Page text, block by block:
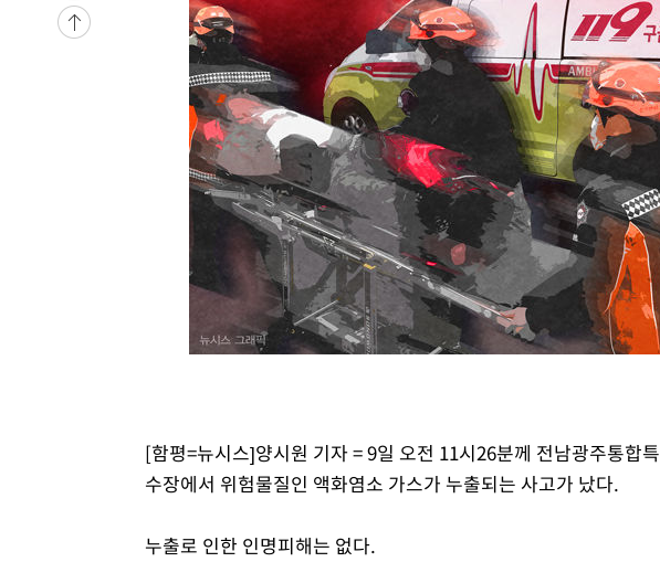
주 날씨]
-5417초 전 >
축구협회 "압수수색·성접대 논란 사과…쇄신의 기회로 삼겠다"
[속보]'압수수색·성접대 논란' 축구협회 "실망과 걱정 안겨드려 죄
'최고 37도' 폭염 지속…강원동해안 최대 150㎜ 비
[속보]뉴욕증시 상승 마감…S&P 0.6% 나스닥 1.3%↑
[함평=뉴시스]양시원 기자 = 9일 오전 11시26분께 전남광주통합
수장에서 위험물질인 액화염소 가스가 누출되는 사고가 났다.
누출로 인한 인명피해는 없다.